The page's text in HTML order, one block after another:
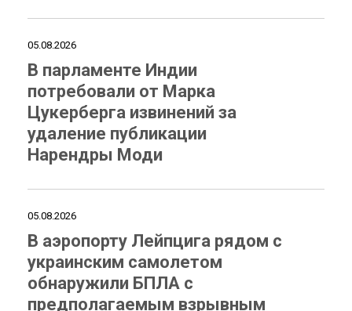
05.08.2026
В парламенте Индии
потребовали от Марка
Цукерберга извинений за
удаление публикации
Нарендры Моди
05.08.2026
В аэропорту Лейпцига рядом с
украинским самолетом
обнаружили БПЛА с
предполагаемым взрывным